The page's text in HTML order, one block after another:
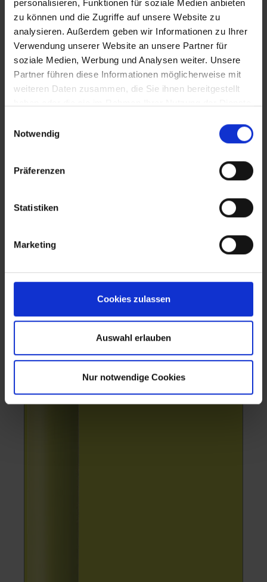
personalisieren, Funktionen für soziale Medien anbieten
zu können und die Zugriffe auf unsere Website zu
analysieren. Außerdem geben wir Informationen zu Ihrer
Verwendung unserer Website an unsere Partner für
soziale Medien, Werbung und Analysen weiter. Unsere
Partner führen diese Informationen möglicherweise mit
weiteren Daten zusammen, die Sie ihnen bereitgestellt
Notwendig
Präferenzen
Statistiken
Marketing
Cookies zulassen
Auswahl erlauben
Nur notwendige Cookies